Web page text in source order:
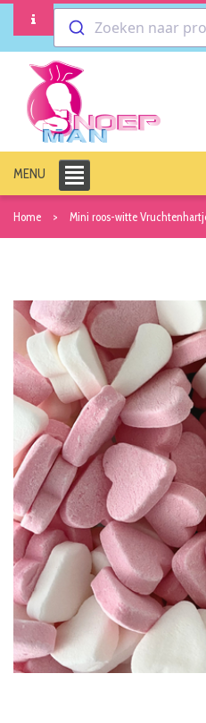
Zoeken naar
MENU
Home Mini roos-witte